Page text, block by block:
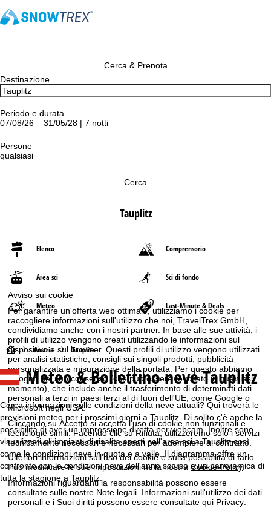
Avviso sui cookie
Per garantire un'offerta web ottimale, utilizziamo i cookie per
raccogliere informazioni sull'utilizzo che noi, TravelTrex GmbH,
condividiamo anche con i nostri partner. In base alle sue attività, i
profili di utilizzo vengono creati utilizzando le informazioni sul
dispositivo e sul browser. Questi profili di utilizzo vengono utilizzati
per analisi statistiche, consigli sui singoli prodotti, pubblicità
personalizzata e misurazione della portata. Per questo abbiamo
bisogno del suo consenso (che può essere revocato in qualsiasi
momento), che include anche il trasferimento di determinati dati
personali a terzi in paesi terzi al di fuori dell'UE, come Google o
Microsoft negli USA.
Cliccando suAccettosi accetta l'uso di cookie non funzionali e
tecnologie simili. Facendo clic suRifiuta, utilizzeremo solo i servizi
tecnicamente necessari e necessari per adempiere al contratto.
Ulteriori informazioni sull'uso dei cookie e sulla possibilità di farlo.
Può modificare le sue impostazioni nella nostraCookie-Policy.
Informazioni riguardanti la responsabilità possono essere
consultate sulle nostre Note legali. Informazioni sull'utilizzo dei dati
personali e i Suoi diritti possono essere consultate qui Privacy.
Cerca & Prenota
Destinazione
Periodo e durata
07/08/26 – 31/05/28 | 7 notti
Persone
qualsiasi
Cerca
Tauplitz
Elenco Comprensorio
Area sci Sci di fondo
Meteo Last-Minute & Deals
H
o
m
e
p
a
g
Austria Tauplitz
Meteo & Bollettino neve Tauplitz
Cerca informazioni sulle condizioni della neve attuali? Qui troverà le
previsioni meteo per i prossimi giorni a Tauplitz. Di solito c'è anche la
possibilità di aver un impressione diretta per webcam. Inoltre sono
visualizzati gli impianti di risalita aperti nell'area sci a Tauplitz così
come le condizioni neve in quota e a valle. Il diagramma offre un
confronto con le condizioni neve dell'anno scorso e un panoramica di
tutta la stagione a Tauplitz.